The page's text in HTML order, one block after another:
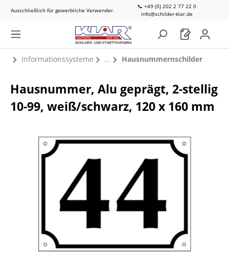
Ausschließlich für gewerbliche Verwender.
📞 +49 (0) 202 2 77 22 0
info@schilder-klar.de
Informationssysteme Hausnummernschilder
Hausnummer, Alu geprägt, 2-stellig
10-99, weiß/schwarz, 120 x 160 mm